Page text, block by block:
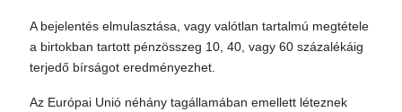
A bejelentés elmulasztása, vagy valótlan tartalmú megtétele
a birtokban tartott pénzösszeg 10, 40, vagy 60 százalékáig
terjedő bírságot eredményezhet.
Az Európai Unió néhány tagállamában emellett léteznek